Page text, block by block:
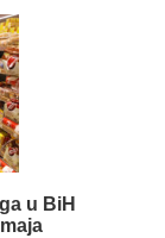
u BiH